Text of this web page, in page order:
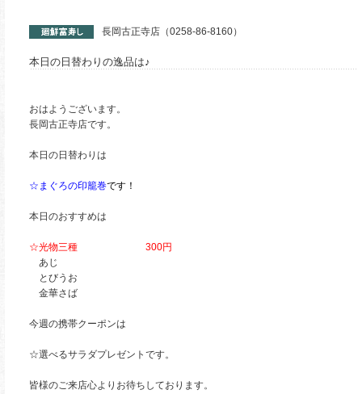
長岡古正寺店（0258-86-8160）
本日の日替わりの逸品は♪
おはようございます。
長岡古正寺店です。
本日の日替わりは
☆まぐろの印籠巻です！
本日のおすすめは
☆光物三種 300円
あじ
とびうお
金華さば
今週の携帯クーポンは
☆選べるサラダプレゼントです。
皆様のご来店心よりお待ちしております。